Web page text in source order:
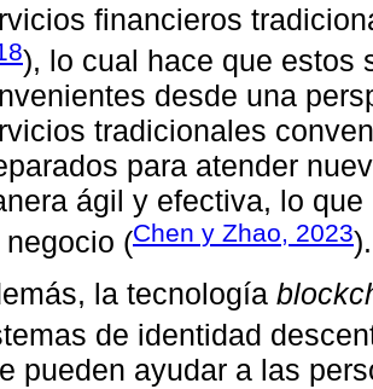
financieros
), lo cual hace que estos
desde una
tradicionales
para atender
ágil y efectiva, lo
negocio (Chen y Zhao, 2023).
la tecnología
de identidad
pueden ayudar a las